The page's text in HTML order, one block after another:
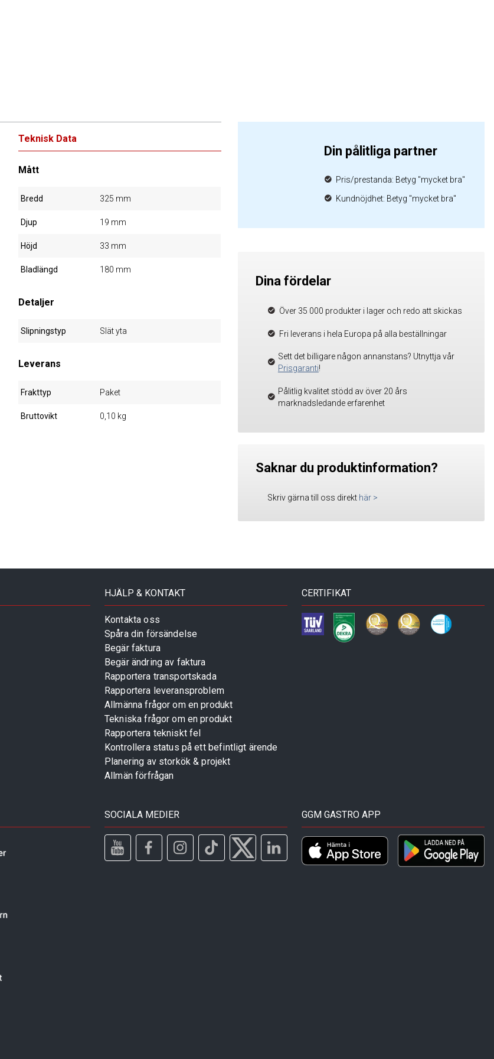
Teknisk Data
Mått
Bredd 325 mm
Djup 19 mm
Höjd 33 mm
Bladlängd 180 mm
Detaljer
Slipningstyp Slät yta
Leverans
Frakttyp Paket
Bruttovikt 0,10 kg
Din pålitliga partner
Pris/prestanda: Betyg "mycket bra"
Kundnöjdhet: Betyg "mycket bra"
Dina fördelar
Över 35 000 produkter i lager och redo att skickas
Fri leverans i hela Europa på alla beställningar
Sett det billigare någon annanstans? Utnyttja vår
Prisgaranti!
Pålitlig kvalitet stödd av över 20 års
marknadsledande erfarenhet
Saknar du produktinformation?
Skriv gärna till oss direkt här >
HJÄLP & KONTAKT
Kontakta oss
Spåra din försändelse
Begär faktura
Begär ändring av faktura
Rapportera transportskada
Rapportera leveransproblem
Allmänna frågor om en produkt
Tekniska frågor om en produkt
Rapportera tekniskt fel
Kontrollera status på ett befintligt ärende
Planering av storkök & projekt
Allmän förfrågan
CERTIFIKAT
SOCIALA MEDIER GGM GASTRO APP